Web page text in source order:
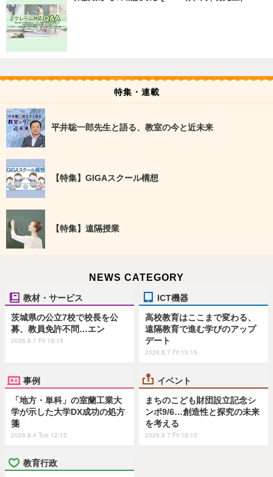
特集・連載
平井聡一郎先生と語る、教室の今と近未来
【特集】GIGAスクール構想
【特集】遠隔授業
NEWS CATEGORY
教材・サービス
茨城県の公立7校で校長を公
募、教員免許不問…エン
2026.8.7 Fri 19:15
ICT機器
高校教育はここまで変わる、
遠隔教育で進む学びのアップ
デート
2026.8.7 Fri 15:15
事例
「地方・単科」の室蘭工業大
学が示した大学DX成功の処方
箋
2026.8.4 Tue 12:15
イベント
まちのこども財団設立記念シ
ンポ9/6…創造性と探究の未来
を考える
2026.8.7 Fri 16:15
教育行政